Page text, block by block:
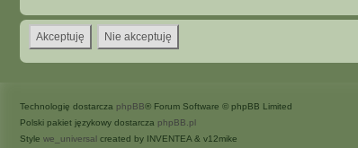
Technologię dostarcza phpBB® Forum Software © phpBB Limited
Polski pakiet językowy dostarcza phpBB.pl
Style we_universal created by INVENTEA & v12mike